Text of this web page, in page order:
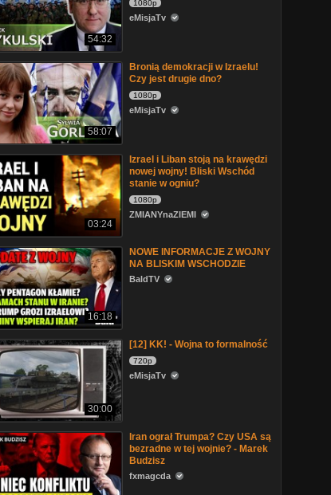
54:32
1080p
eMisjaTv
58:07
Bronią demokracji w Izraelu!
Czy jest drugie dno?
1080p
eMisjaTv
03:24
Izrael i Liban stoją na krawędzi
nowej wojny! Bliski Wschód
stanie w ogniu?
1080p
ZMIANYnaZIEMI
16:18
NOWE INFORMACJE Z WOJNY
NA BLISKIM WSCHODZIE
BaldTV
30:00
[12] KK! - Wojna to formalność
720p
eMisjaTv
Iran ograł Trumpa? Czy USA są
bezradne w tej wojnie? - Marek
Budzisz
fxmagcda